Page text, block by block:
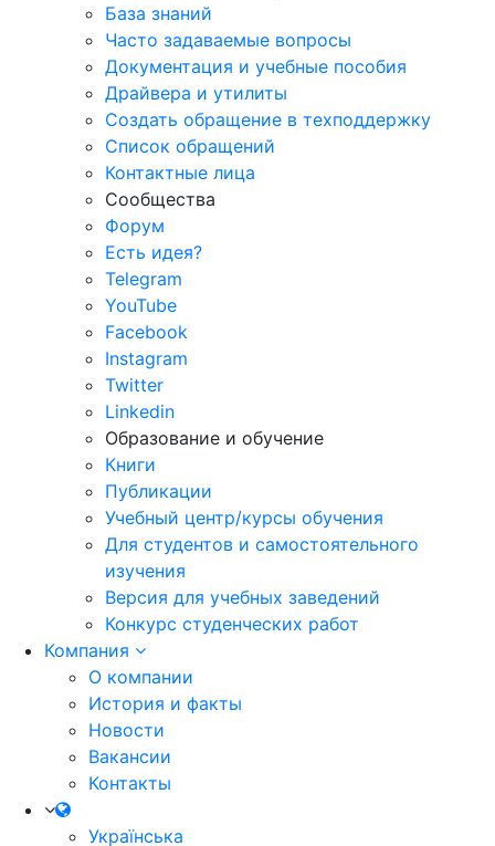
База знаний
Часто задаваемые вопросы
Документация и учебные пособия
Драйвера и утилиты
Создать обращение в техподдержку
Список обращений
Контактные лица
Сообщества
Форум
Есть идея?
Telegram
YouTube
Facebook
Instagram
Twitter
Linkedin
Образование и обучение
Книги
Публикации
Учебный центр/курсы обучения
Для студентов и самостоятельного
изучения
Версия для учебных заведений
Конкурс студенческих работ
Компания
О компании
История и факты
Новости
Вакансии
Контакты
Українська